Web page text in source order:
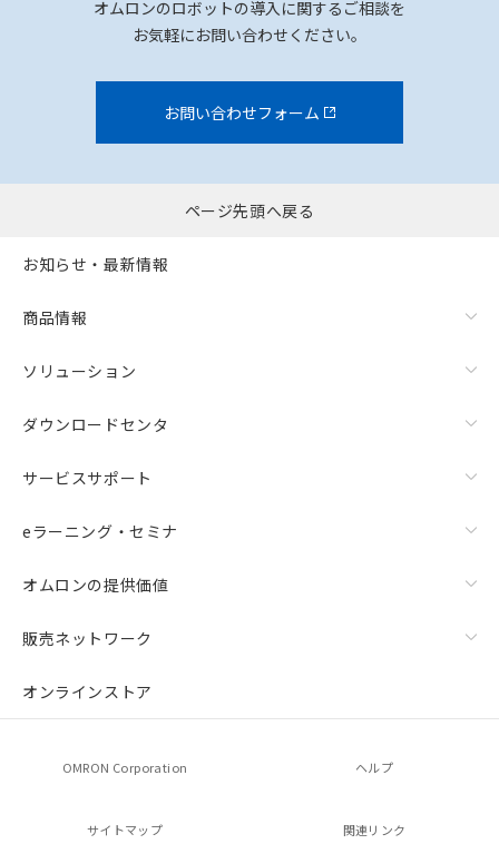
オムロンのロボットの導入に関するご相談を
お気軽にお問い合わせください。
お問い合わせフォーム
ページ先頭へ戻る
お知らせ・最新情報
商品情報
ソリューション
ダウンロードセンタ
サービスサポート
eラーニング・セミナ
オムロンの提供価値
販売ネットワーク
オンラインストア
OMRON Corporation ヘルプ
サイトマップ 関連リンク